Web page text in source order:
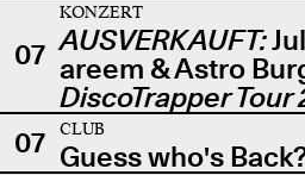
07
KONZERT
AUSVERKAUFT:
areem & Astro
DiscoTrapper Tour
07
CLUB
Guess who's